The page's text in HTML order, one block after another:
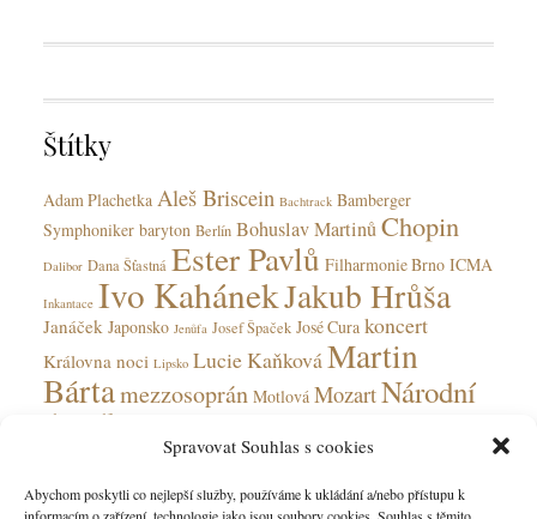
Spravovat Souhlas s cookies
Abychom poskytli co nejlepší služby, používáme k ukládání a/nebo přístupu k
e
i
s
g
Štítky
Adam Plachetka Aleš Briscein Bachtrack Bamberger
Symphoniker baryton Berlín Bohuslav MartinůChopin
Dalibor Dana Šťastná Ester Pavlů Filharmonie Brno ICMA
Inkantace Ivo KahánekJakub Hrůša
Janáček Japonsko Jenůfa Josef Špaček José Cura koncert
Královna noci Lipsko Lucie Kaňková Martin
Bártamezzosoprán Motlová MozartNárodní
divadlo
Ohnivý andělOlga Jelínková
Ostrava Peter Valentovič Prokofjev Rudolfinum